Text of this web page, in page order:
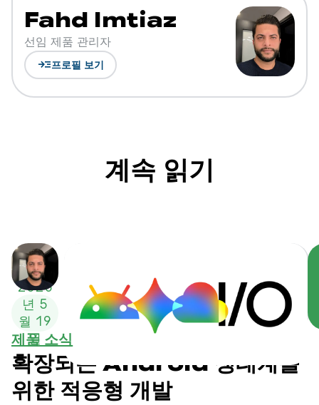
Fahd Imtiaz
선임 제품 관리자
read_more프로필 보기
계속 읽기
2026
년 5
월 19
일
제품 소식
확장되는 Android 생태계를
위한 적응형 개발